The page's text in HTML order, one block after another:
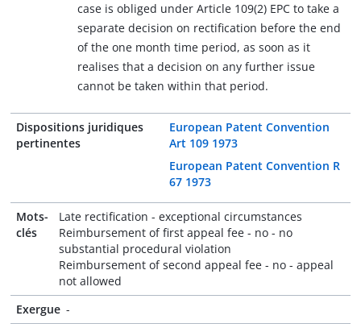
case is obliged under Article 109(2) EPC to take a
separate decision on rectification before the end
of the one month time period, as soon as it
realises that a decision on any further issue
cannot be taken within that period.
Dispositions juridiques
pertinentes
European Patent Convention
Art 109 1973
European Patent Convention R
67 1973
Mots-
clés
Late rectification - exceptional circumstances
Reimbursement of first appeal fee - no - no
substantial procedural violation
Reimbursement of second appeal fee - no - appeal
not allowed
Exergue -